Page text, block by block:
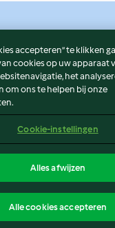
accepteren” te klikken
cookies op uw apparaat
het
om ons te helpen bij onze
Cookie-instellingen
Alles afwijzen
Alle cookies accepteren